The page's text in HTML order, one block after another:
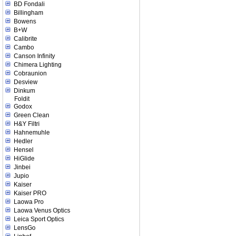
BD Fondali
Billingham
Bowens
B+W
Calibrite
Cambo
Canson Infinity
Chimera Lighting
Cobraunion
Desview
Dinkum
Foldit
Godox
Green Clean
H&Y Filtri
Hahnemuhle
Hedler
Hensel
HiGlide
Jinbei
Jupio
Kaiser
Kaiser PRO
Laowa Pro
Laowa Venus Optics
Leica Sport Optics
LensGo